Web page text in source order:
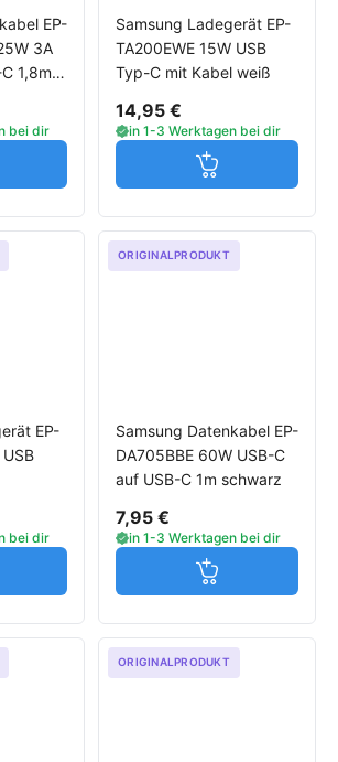
EP-
3A
1,8m
bei dir
in den Warenkorb
Samsung Ladegerät EP-
TA200EWE 15W USB
Typ-C mit Kabel weiß
14,95 €
in 1-3 Werktagen bei dir
Jetzt in den
EP-
bei dir
in den Warenkorb
ORIGINALPRODUKT
Samsung Datenkabel EP-
DA705BBE 60W USB-C
auf USB-C 1m schwarz
7,95 €
in 1-3 Werktagen bei dir
Jetzt in den
ORIGINALPRODUKT